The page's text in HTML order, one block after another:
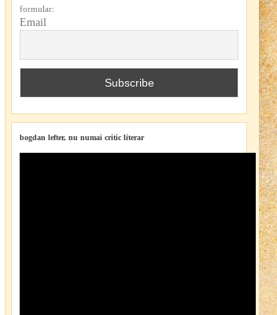
formular:
Email
bogdan lefter, nu numai critic literar